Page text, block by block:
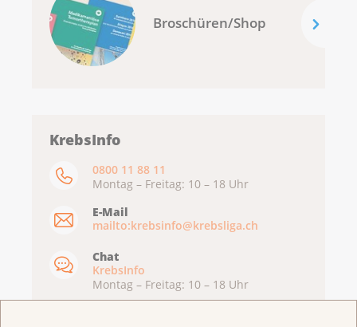
Broschüren/Shop
KrebsInfo
0800 11 88 11
Montag – Freitag: 10 – 18 Uhr
E-Mail
mailto:krebsinfo@krebsliga.ch
Chat
KrebsInfo
Montag – Freitag: 10 – 18 Uhr